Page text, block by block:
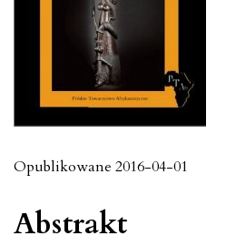
Opublikowane 2016-04-01
Abstrakt